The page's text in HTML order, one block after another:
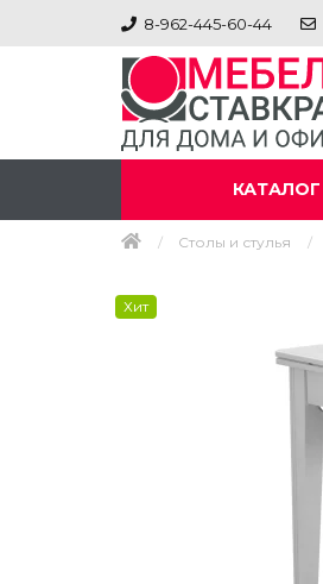
8-962-445-60-44
КАТАЛОГ
Столы и стулья
Хит